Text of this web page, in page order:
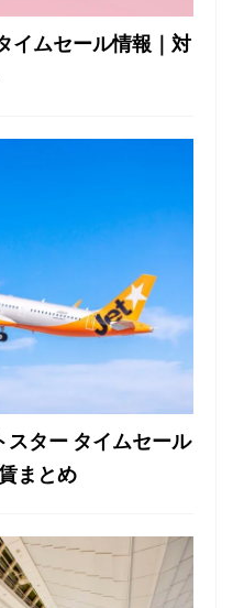
イムセール情報｜対
スター タイムセール
まとめ